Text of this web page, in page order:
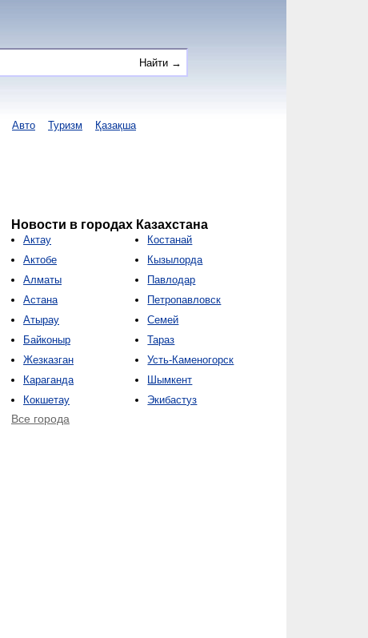
Авто Туризм Қазақша
Новости в городах Казахстана
Актау
Актобе
Алматы
Астана
Атырау
Байконыр
Жезказган
Караганда
Кокшетау
Костанай
Кызылорда
Павлодар
Петропавловск
Семей
Тараз
Усть-Каменогорск
Шымкент
Экибастуз
Все города